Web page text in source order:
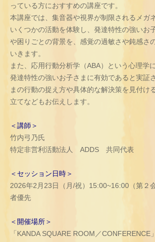
っている方におすすめの講座です。
本講座では、集音器や視界が制限されるメガ
いくつかの活動を体験し、発達特性の強いお
や困りごとの背景を、感覚の過敏さや鈍感さ
いきます。
また、応用行動分析学（ABA）という心理学
発達特性の強いお子さまに有効であると実証
まの行動の捉え方や具体的な解決策を見付け
立てなどもお伝えします。
＜講師＞
竹内弓乃氏
特定非営利活動法人 ADDS 共同代表
＜セッション日時＞
2026年2月23日（月/祝）15:00~16:00（第２
者優先
＜開催場所＞
「KANDA SQUARE ROOM／CONFERENCE」